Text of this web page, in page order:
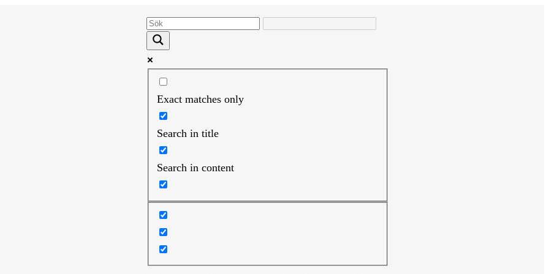
Exact matches only
Search in title
Search in content